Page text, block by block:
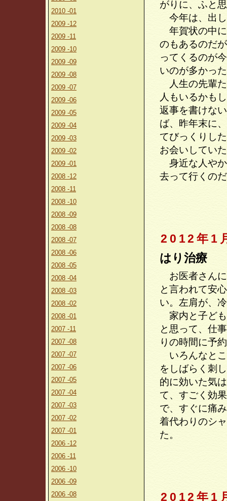
2010 -01
2009 -12
2009 -11
2009 -10
2009 -09
2009 -08
2009 -07
2009 -06
2009 -05
2009 -04
2009 -03
2009 -02
2009 -01
2008 -12
2008 -11
2008 -10
2008 -09
2008 -08
2008 -07
2008 -06
2008 -05
2008 -04
2008 -03
2008 -02
2008 -01
2007 -11
2007 -08
2007 -07
2007 -06
2007 -05
2007 -04
2007 -03
2007 -02
2007 -01
2006 -12
2006 -11
2006 -10
2006 -09
2006 -08
がりに、ふと
今年は、出し
年賀状の中に
のもあるのだ
ってくるのが
いのが多かっ
人生の先輩た
人もいるかも
返事を書けな
ば、昨年末に
てびっくりし
お会いしてい
身近な人やか
去って行くの
2012年1
はり治療
お医者さんに
と言われて安
い。左肩が、
家内と子ども
と思って、仕
りの時間に予
いろんなとこ
をしばらく刺
的に効いた気
て、すごく効
で、すぐに痛
着代わりのシ
た。
2012年1